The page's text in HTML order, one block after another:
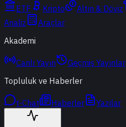
ETF
Kripto Altın & Döviz
Analiz
Araçlar
Akademi
Canlı Yayın Geçmiş Yayınlar
Topluluk ve Haberler
t-Chat Haberler Yazılar